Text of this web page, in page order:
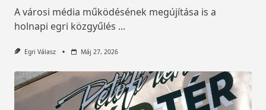
A városi média működésének megújítása is a
holnapi egri közgyűlés ...
Egri Válasz Máj 27, 2026